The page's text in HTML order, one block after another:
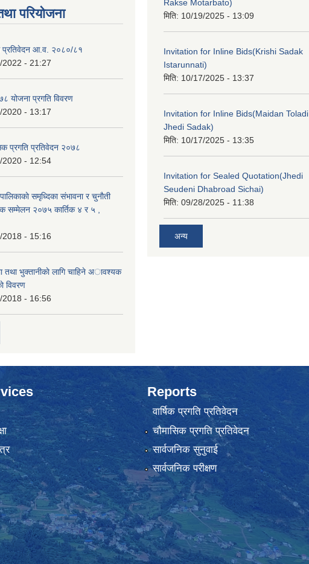
परियोजना
प्रतिवेदन आ.व. २०८०/८१
2022 - 21:27
योजना प्रगति विवरण
2020 - 13:17
प्रगति प्रतिवेदन २०७८
2020 - 12:54
समृध्दिका संभावना र चुनाैती
सम्मेलन २०७५ कार्तिक ४ र ५ ,
2018 - 15:16
तथा भुक्तानीकाे लागि चाहिने अावश्यक
विवरण
2018 - 16:56
Rakse Motarbato)
मिति: 10/19/2025 - 13:09
Invitation for Inline Bids(Krishi Sadak
Istarunnati)
मिति: 10/17/2025 - 13:37
Invitation for Inline Bids(Maidan Toladi
Jhedi Sadak)
मिति: 10/17/2025 - 13:35
Invitation for Sealed Quotation(Jhedi
Seudeni Dhabroad Sichai)
मिति: 09/28/2025 - 11:38
अन्य
Reports
वार्षिक प्रगति प्रतिवेदन
चौमासिक प्रगति प्रतिवेदन
सार्वजनिक सुनुवाई
सार्वजनिक परीक्षण